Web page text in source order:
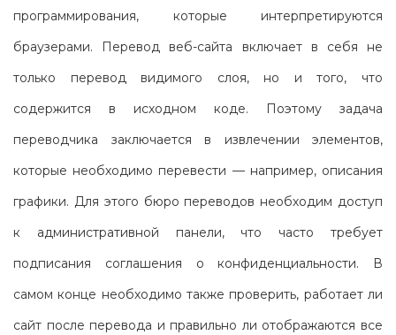
программирования, которые интерпретируются
браузерами. Перевод веб-сайта включает в себя не
только перевод видимого слоя, но и того, что
содержится в исходном коде. Поэтому задача
переводчика заключается в извлечении элементов,
которые необходимо перевести — например, описания
графики. Для этого бюро переводов необходим доступ
к административной панели, что часто требует
подписания соглашения о конфиденциальности. В
самом конце необходимо также проверить, работает ли
сайт после перевода и правильно ли отображаются все